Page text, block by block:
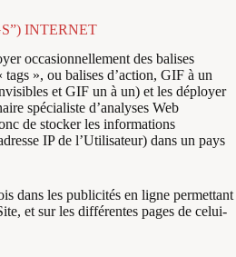
INTERNET
occasionnellement des balises
tags », ou balises d’action, GIF à un
et GIF un à un) et les déployer
spécialiste d’analyses Web
de stocker les informations
IP de l’Utilisateur) dans un pays
dans les publicités en ligne permettant
et sur les différentes pages de celui-